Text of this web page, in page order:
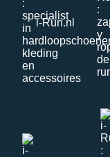
i-Run.nl